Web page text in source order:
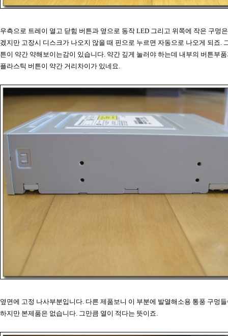
우측으로 트레이 열고 닫힘 버튼과 옆으로 동작 LED 그리고 위쪽에 작은 구멍
겠지만 고장시 디스크가 나오지 않을 때 핀으로 누르면 자동으로 나오게 되죠.
튼이 약간 약해보이는감이 있습니다. 약간 깊게 눌러야 하는데 내부의 버튼부
플라스틱 버튼이 약간 거리차이가 있네요.
옆면에 고정 나사부분입니다. 다른 제품보니 이 부분에 발열해소용 통풍 구멍
하지만 본제품은 없습니다. 그만큼 열이 적다는 뜻이죠.